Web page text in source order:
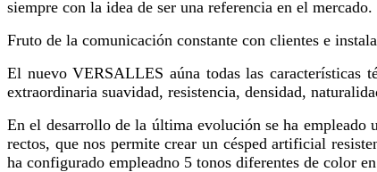
siempre con la idea de ser una referencia en el
Fruto de la comunicación constante con clientes e
El nuevo VERSALLES aúna todas las características
extraordinaria suavidad, resistencia, densidad,
En el desarrollo de la última evolución se ha empleado
rectos, que nos permite crear un césped artificial
ha configurado empleadno 5 tonos diferentes de color